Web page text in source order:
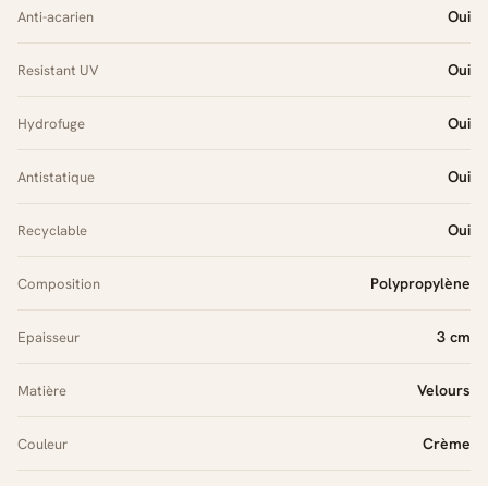
Anti-acarien Oui
Resistant UV Oui
Hydrofuge Oui
Antistatique Oui
Recyclable Oui
Composition Polypropylène
Epaisseur 3 cm
Matière Velours
Couleur Crème